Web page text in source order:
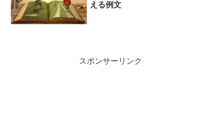
える例文
スポンサーリンク